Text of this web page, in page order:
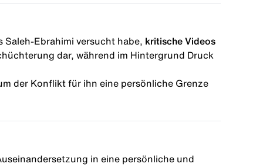
Saleh-Ebrahimi versucht habe, kritische Videos
dar, während im Hintergrund Druck
der Konflikt für ihn eine persönliche Grenze
in eine persönliche und